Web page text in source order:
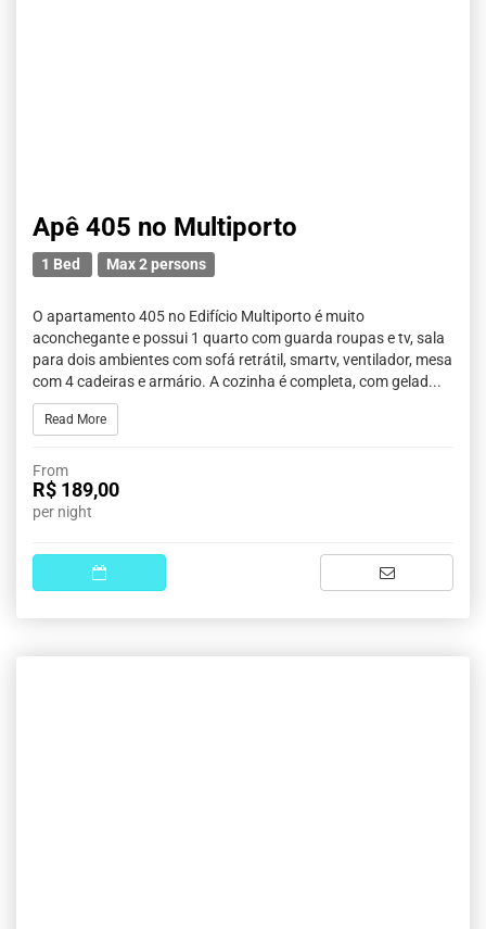
Apê 405 no Multiporto
1 Bed Max 2 persons
O apartamento 405 no Edifício Multiporto é muito
aconchegante e possui 1 quarto com guarda roupas e tv, sala
para dois ambientes com sofá retrátil, smartv, ventilador, mesa
com 4 cadeiras e armário. A cozinha é completa, com gelad...
Read More
From
R$ 189,00
per night